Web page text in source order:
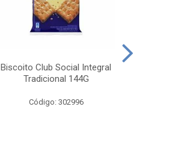
Biscoito Club Social Integral
Tradicional 144G
Código: 302996